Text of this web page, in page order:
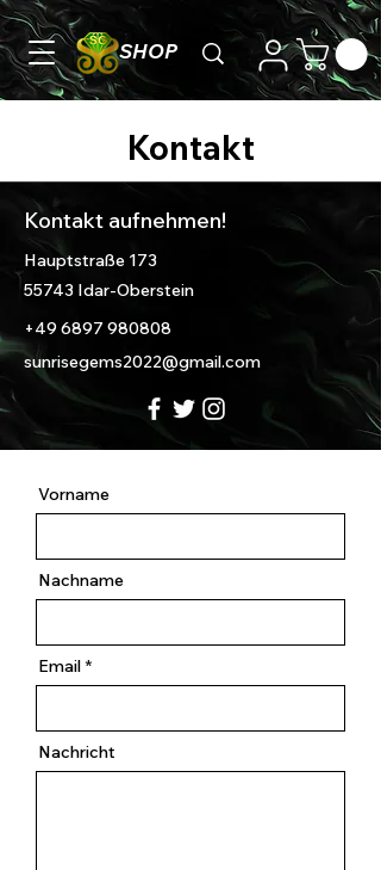
SHOP
Kontakt
Kontakt aufnehmen!
Hauptstraße 173
55743 Idar-Oberstein
+49 6897 980808
sunrisegems2022@gmail.com
Vorname
Nachname
Email
Nachricht